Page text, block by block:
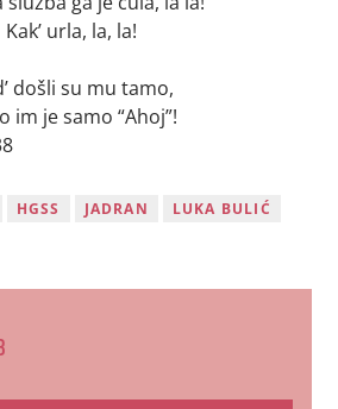
Kak’ urla, la, la!
došli su mu tamo,
im je samo “Ahoj”!
HGSS JADRAN LUKA BULIĆ